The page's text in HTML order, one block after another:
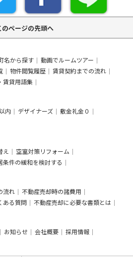
のページの先頭へ
名から探す
動画でルームツアー
物件閲覧履歴
賃貸契約までの流れ
賃貸用語集
内 デザイナーズ
敷金礼金０
え
空室対策リフォーム
条件の緩和を検討する
流れ
不動産売却時の諸費用
ある質問 不動産売却に必要な書類とは
お知らせ 会社概要
採用情報